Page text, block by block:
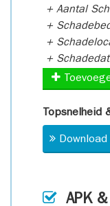
+ Aantal
+
+
+
Topsnelheid
APK